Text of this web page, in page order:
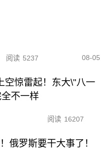
阅读 5237 08-05
空惊雷起！东大\"八一
不一样
阅读 16207
俄罗斯要干大事了！